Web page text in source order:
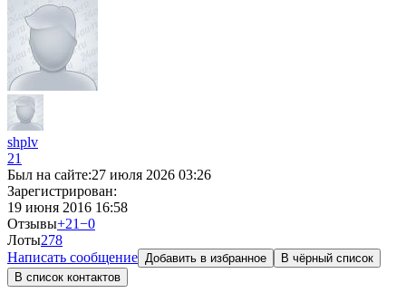
shplv
21
Был на сайте:27 июля 2026 03:26
Зарегистрирован:
19 июня 2016 16:58
Отзывы+21−0
Лоты278
Написать сообщение Добавить в избранное
В чёрный список
В список контактов